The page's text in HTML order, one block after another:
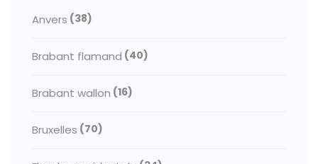
Anvers (38)
Brabant flamand (40)
Brabant wallon (16)
Bruxelles (70)